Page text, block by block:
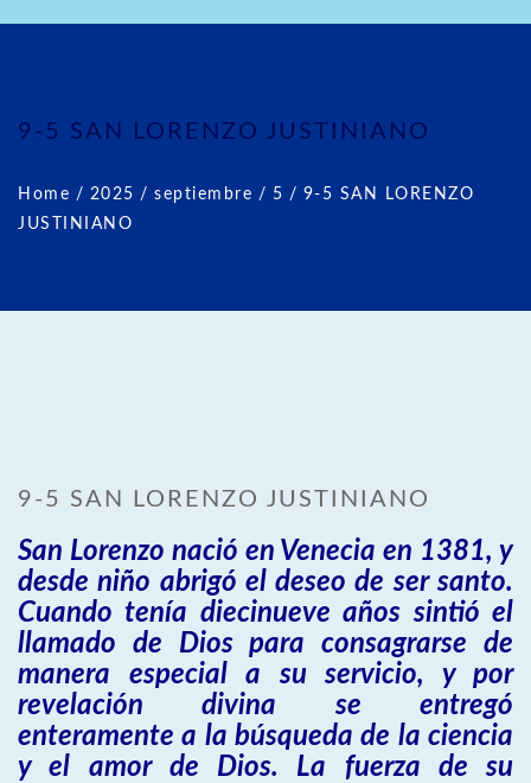
9-5 SAN LORENZO JUSTINIANO
Home / 2025 / septiembre / 5 / 9-5 SAN LORENZO
JUSTINIANO
9-5 SAN LORENZO JUSTINIANO
San Lorenzo nació en Venecia en 1381, y
desde niño abrigó el deseo de ser santo.
Cuando tenía diecinueve años sintió el
llamado de Dios para consagrarse de
manera especial a su servicio, y por
revelación divina se entregó
enteramente a la búsqueda de la ciencia
y el amor de Dios. La fuerza de su